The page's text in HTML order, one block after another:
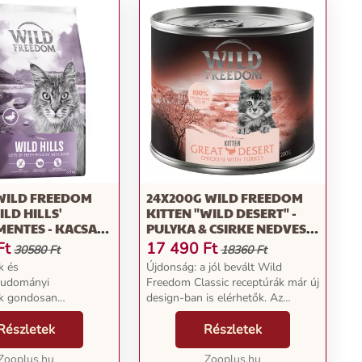
FREEDOM
HILLS'
- KACSA
30580 Ft
és
gondosan
hogy
a legújabb
eredményeket - a
24X200G WILD FREEDOM
KITTEN "WILD DESERT" -
PULYKA & CSIRKE NEDVES
MACSKATÁP
17 490 Ft 18360 Ft
Újdonság: a jól bevált Wild
Freedom Classic receptúrák már új
design-ban is elérhetők. Az
átmeneti időszakban a
megrendelése kiszállított
termékek régi és új
Részletek